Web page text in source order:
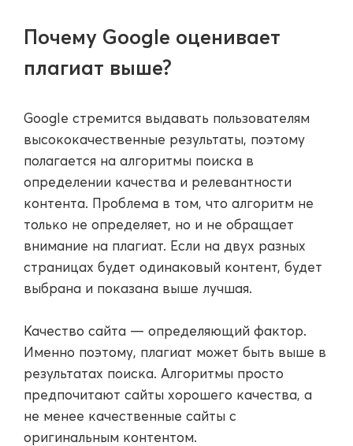
Почему Google оценивает
плагиат выше?
Google стремится выдавать пользователям
высококачественные результаты, поэтому
полагается на алгоритмы поиска в
определении качества и релевантности
контента. Проблема в том, что алгоритм не
только не определяет, но и не обращает
внимание на плагиат. Если на двух разных
страницах будет одинаковый контент, будет
выбрана и показана выше лучшая.
Качество сайта — определяющий фактор.
Именно поэтому, плагиат может быть выше в
результатах поиска. Алгоритмы просто
предпочитают сайты хорошего качества, а
не менее качественные сайты с
оригинальным контентом.